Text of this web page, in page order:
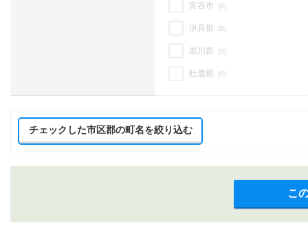
富谷市 (0)
伊具郡 (0)
黒川郡 (0)
牡鹿郡 (0)
チェックした市区郡の町名を絞り込む
こ